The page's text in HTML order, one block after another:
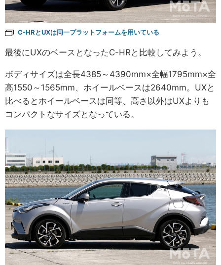
C-HRとUXは同一プラットフォームを用いている
最後にUXのベースとなったC-HRと比較してみよう。
ボディサイズは全長4385～4390mm×全幅1795mm×全
高1550～1565mm、ホイールベースは2640mm。UXと
比べるとホイールベースは同等、高さ以外はUXよりも
コンパクトなサイズとなっている。